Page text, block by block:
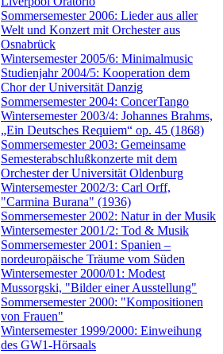
Sommersemester 2006: Lieder aus aller
Welt und Konzert mit Orchester aus
Osnabrück
Wintersemester 2005/6: Minimalmusic
Studienjahr 2004/5: Kooperation dem
Chor der Universität Danzig
Sommersemester 2004: ConcerTango
Wintersemester 2003/4: Johannes Brahms,
„Ein Deutsches Requiem“ op. 45 (1868)
Sommersemester 2003: Gemeinsame
Semesterabschlußkonzerte mit dem
Orchester der Universität Oldenburg
Wintersemester 2002/3: Carl Orff,
"Carmina Burana" (1936)
Sommersemester 2002: Natur in der Musik
Wintersemester 2001/2: Tod & Musik
Sommersemester 2001: Spanien –
nordeuropäische Träume vom Süden
Wintersemester 2000/01: Modest
Mussorgski, "Bilder einer Ausstellung"
Sommersemester 2000: "Kompositionen
von Frauen"
Wintersemester 1999/2000: Einweihung
des GW1-Hörsaals